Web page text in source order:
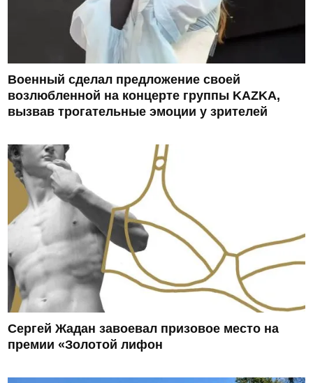
Военный сделал предложение своей
возлюбленной на концерте группы KAZKA,
вызвав трогательные эмоции у зрителей
Сергей Жадан завоевал призовое место на
премии «Золотой лифон